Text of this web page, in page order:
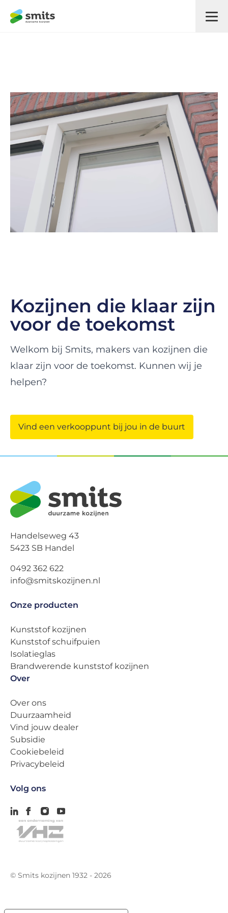
Kozijnen die klaar zijn
voor de toekomst
Welkom bij Smits, makers van kozijnen die
klaar zijn voor de toekomst. Kunnen wij je
helpen?
Vind een verkooppunt bij jou in de buurt
Handelseweg 43
5423 SB Handel
0492 362 622
info@smitskozijnen.nl
Onze producten
Kunststof kozijnen
Kunststof schuifpuien
Isolatieglas
Brandwerende kunststof kozijnen
Over
Over ons
Duurzaamheid
Vind jouw dealer
Subsidie
Cookiebeleid
Privacybeleid
Volg ons
© Smits kozijnen 1932 - 2026